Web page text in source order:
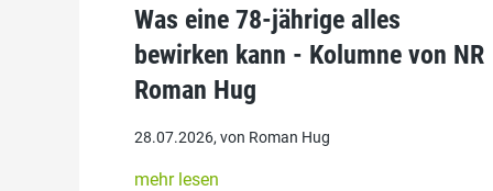
Was eine 78-jährige alles
bewirken kann - Kolumne von NR
Roman Hug
28.07.2026, von Roman Hug
mehr lesen